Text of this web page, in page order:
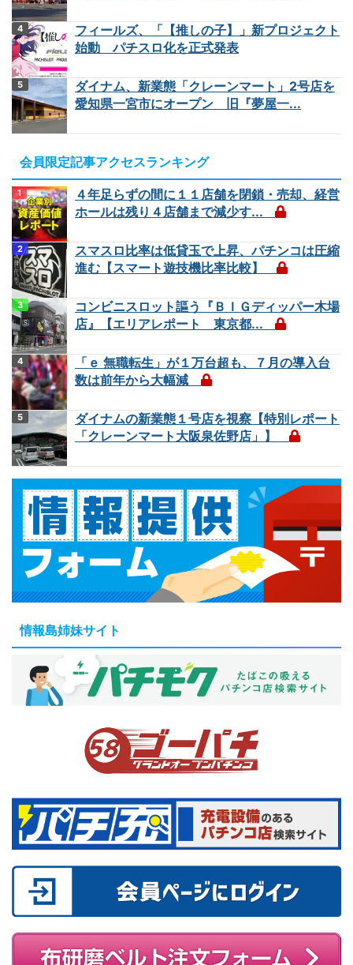
フィールズ、「【推しの子】」新プロジェクト
始動 パチスロ化を正式発表
ダイナム、新業態「クレーンマート」2号店を
愛知県一宮市にオープン 旧『夢屋一...
会員限定記事アクセスランキング
４年足らずの間に１１店舗を閉鎖・売却、経営
ホールは残り４店舗まで減少す...
スマスロ比率は低貸玉で上昇、パチンコは圧縮
進む【スマート遊技機比率比較】
コンビニスロット謳う『ＢＩＧディッパー木場
店』【エリアレポート 東京都...
「ｅ 無職転生」が１万台超も、７月の導入台
数は前年から大幅減
ダイナムの新業態１号店を視察【特別レポート
「クレーンマート大阪泉佐野店」】
情報島姉妹サイト